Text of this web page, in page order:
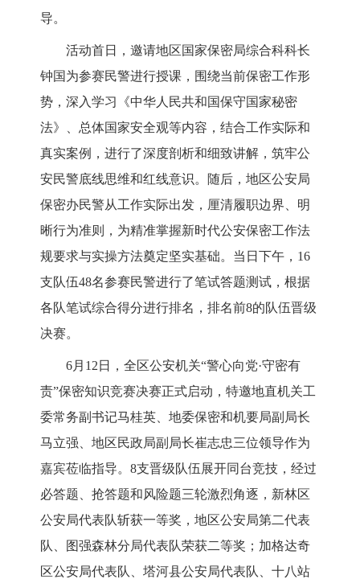
导。
活动首日，邀请地区国家保密局综合科科长
钟国为参赛民警进行授课，围绕当前保密工作形
势，深入学习《中华人民共和国保守国家秘密
法》、总体国家安全观等内容，结合工作实际和
真实案例，进行了深度剖析和细致讲解，筑牢公
安民警底线思维和红线意识。随后，地区公安局
保密办民警从工作实际出发，厘清履职边界、明
晰行为准则，为精准掌握新时代公安保密工作法
规要求与实操方法奠定坚实基础。当日下午，16
支队伍48名参赛民警进行了笔试答题测试，根据
各队笔试综合得分进行排名，排名前8的队伍晋级
决赛。
6月12日，全区公安机关“警心向党·守密有
责”保密知识竞赛决赛正式启动，特邀地直机关工
委常务副书记马桂英、地委保密和机要局副局长
马立强、地区民政局副局长崔志忠三位领导作为
嘉宾莅临指导。8支晋级队伍展开同台竞技，经过
必答题、抢答题和风险题三轮激烈角逐，新林区
公安局代表队斩获一等奖，地区公安局第二代表
队、图强森林分局代表队荣获二等奖；加格达奇
区公安局代表队、塔河县公安局代表队、十八站